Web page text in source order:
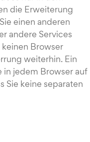
die Erweiterung
einen anderen
andere Services
Browser
weiterhin. Ein
in jedem Browser auf
Sie keine separaten